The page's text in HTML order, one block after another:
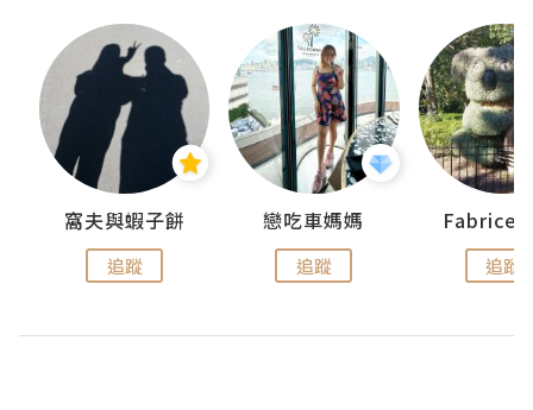
窩夫與蝦子餅
追蹤
戀吃車媽媽
追蹤
Fabrice
追蹤